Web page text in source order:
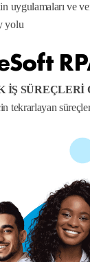
uygulamaları ve
yolu
İŞ SÜREÇLERİ
tekrarlayan